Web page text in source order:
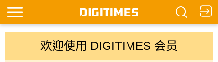
欢迎使用 DIGITIMES 会员